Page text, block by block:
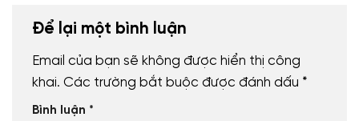
Để lại một bình luận
Email của bạn sẽ không được hiển thị công
khai. Các trường bắt buộc được đánh dấu *
Bình luận *